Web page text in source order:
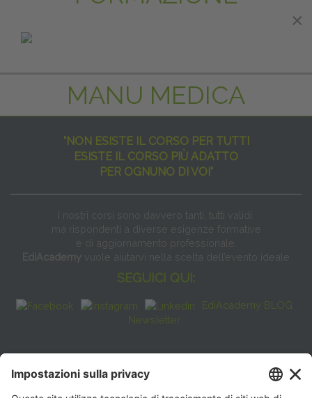
MANU MEDICA
"NON ESISTE IL CORSO PER TUTTI
ESISTE IL CORSO PIÙ ADATTO
PER OGNUNO DI VOI"
I nostri corsi sono davvero tanti, tutti validi
ma rispondenti a diverse esigenze formative
e di aggiornamento professionale.
EdiAcademy vuole aiutarvi nella scelta dell’evento ideale
SEGUICI QUI:
EdiAcademy BLOG
Newsletter
FAQ
×
×